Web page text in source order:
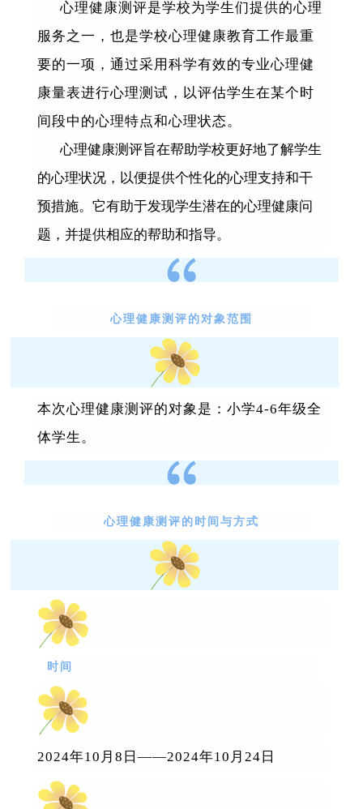
心理健康测评是学校为学生们提供的心理
服务之一，也是学校心理健康教育工作最重
要的一项，通过采用科学有效的专业心理健
康量表进行心理测试，以评估学生在某个时
间段中的心理特点和心理状态。
心理健康测评旨在帮助学校更好地了解学生
的心理状况，以便提供个性化的心理支持和干
预措施。它有助于发现学生潜在的心理健康问
题，并提供相应的帮助和指导。
心理健康测评的对象范围
本次心理健康测评的对象是：小学4-6年级全
体学生。
心理健康测评的时间与方式
时间
2024年10 月 8 日 ——2024年10 月 24 日